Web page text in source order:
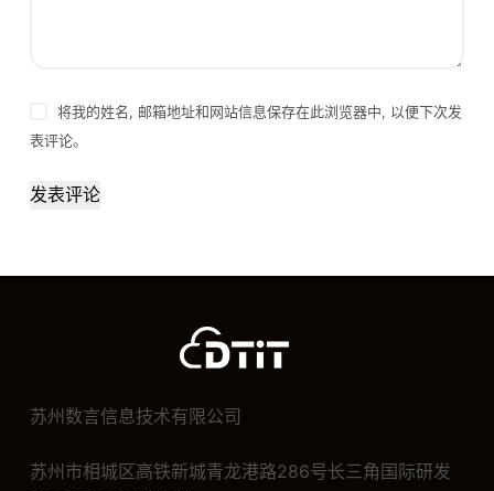
将我的姓名, 邮箱地址和网站信息保存在此浏览器中, 以便下次发
表评论。
发表评论
苏州数言信息技术有限公司
苏州市相城区高铁新城青龙港路286号长三角国际研发